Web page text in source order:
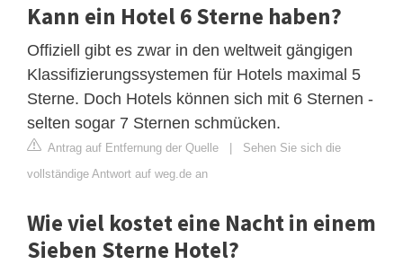
Kann ein Hotel 6 Sterne haben?
Offiziell gibt es zwar in den weltweit gängigen
Klassifizierungssystemen für Hotels maximal 5
Sterne. Doch Hotels können sich mit 6 Sternen -
selten sogar 7 Sternen schmücken.
Antrag auf Entfernung der Quelle | Sehen Sie sich die
vollständige Antwort auf weg.de an
Wie viel kostet eine Nacht in einem
Sieben Sterne Hotel?